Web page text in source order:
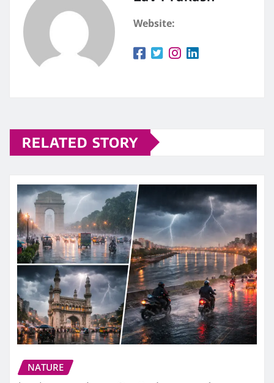
Website:
RELATED STORY
NATURE